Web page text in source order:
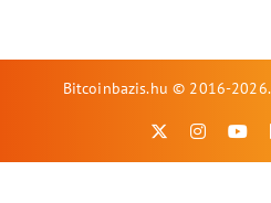
Bitcoinbazis.hu © 2016-